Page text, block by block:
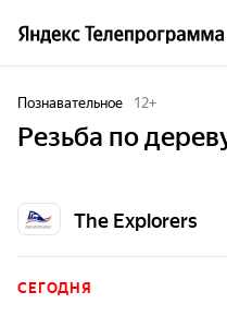
Познавательное 12+
Резьба по
The Explorers
СЕГОДНЯ